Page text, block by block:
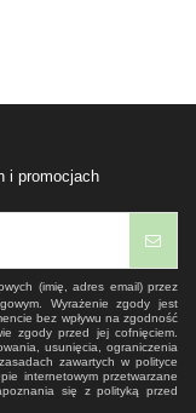
i promocjach
(imię, adres email) przez
Wyrażenie zgody jest
bez wpływu na zgodność
zgody przed jej cofnięciem.
usunięcia, ograniczenia
zawartych w polityce
internetowym przetwarzane
się z polityką przed